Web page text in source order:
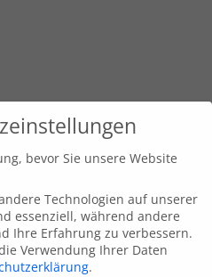
bevor Sie unsere Website
Technologien auf unserer
essenziell, während andere
Ihre Erfahrung zu verbessern.
Verwendung Ihrer Daten
.